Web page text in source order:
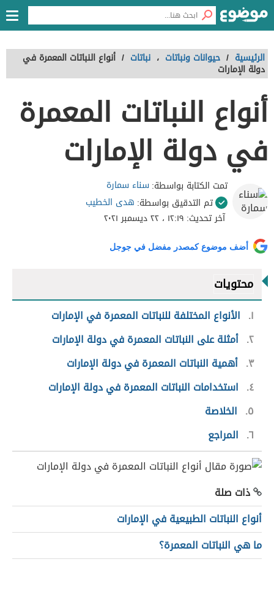
الرئيسية / حيوانات ونباتات ، نباتات / أنواع النباتات المعمرة في
دولة الإمارات
أنواع النباتات المعمرة
في دولة الإمارات
تمت الكتابة بواسطة:سناء سمارة
تم التدقيق بواسطة: هدى الخطيب
آخر تحديث: ١٢:١٩ ، ٢٢ ديسمبر ٢٠٢١
أضف موضوع كمصدر مفضل في جوجل
محتويات
١
الأنواع المختلفة للنباتات المعمرة في الإمارات
٢ أمثلة على النباتات المعمرة في دولة الإمارات
٣ أهمية النباتات المعمرة في دولة الإمارات
٤
استخدامات النباتات المعمرة في دولة الإمارات
٥
الخلاصة
٦ المراجع
ذات صلة
أنواع النباتات الطبيعية في الإمارات
ما هي النباتات المعمرة؟